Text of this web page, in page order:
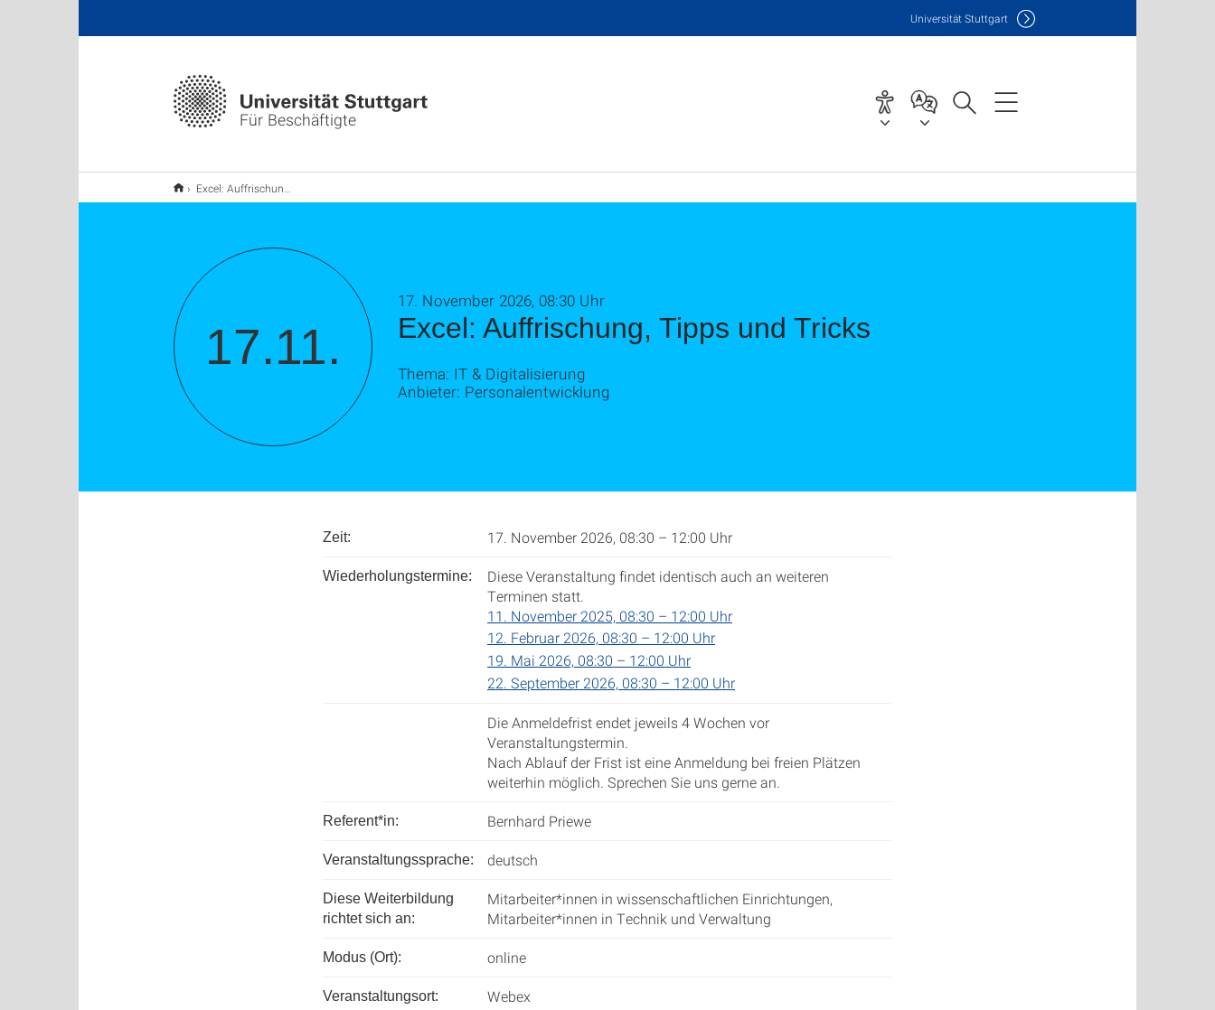
Für Beschäftigte
Universität Stuttgart
Excel: Auffrischung, Tipps und Tricks
17.11. Excel: Auffrischung, Tipps und Tricks
17. November 2026, 08:30 Uhr
Thema: IT & Digitalisierung
Anbieter: Personalentwicklung
Zeit: 17. November 2026, 08:30 – 12:00 Uhr
Wiederholungstermine:
Diese Veranstaltung findet identisch auch an weiteren
Terminen statt.
11. November 2025, 08:30 – 12:00 Uhr
12. Februar 2026, 08:30 – 12:00 Uhr
19. Mai 2026, 08:30 – 12:00 Uhr
22. September 2026, 08:30 – 12:00 Uhr
Die Anmeldefrist endet jeweils 4 Wochen vor
Veranstaltungstermin.
Nach Ablauf der Frist ist eine Anmeldung bei freien Plätzen
weiterhin möglich. Sprechen Sie uns gerne an.
Referent*in: Bernhard Priewe
Veranstaltungssprache: deutsch
Diese Weiterbildung
richtet sich an:
Mitarbeiter*innen in wissenschaftlichen Einrichtungen,
Mitarbeiter*innen in Technik und Verwaltung
Modus (Ort): online
Veranstaltungsort: Webex